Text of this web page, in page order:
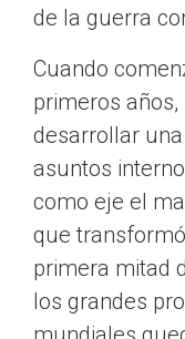
de la guerra
Cuando
primeros
desarrollar
asuntos
como eje el
que
primera mitad
los grandes